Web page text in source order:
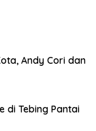
Andy Cori dan
di Tebing Pantai